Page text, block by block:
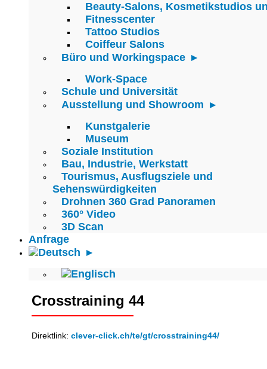
Beauty-Salons, Kosmetikstudios
Fitnesscenter
Tattoo Studios
Coiffeur Salons
Büro und Workingspace
Work-Space
Schule und Universität
Ausstellung und Showroom
Kunstgalerie
Museum
Soziale Institution
Bau, Industrie, Werkstatt
Tourismus, Ausflugsziele und
Sehenswürdigkeiten
Drohnen 360 Grad Panoramen
360° Video
3D Scan
Anfrage
Crosstraining 44
Direktlink: clever-click.ch/te/gt/crosstraining44/